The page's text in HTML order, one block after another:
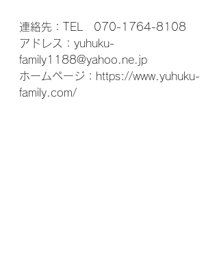
連絡先：TEL　070-1764-8108
アドレス：yuhuku-
family1188@yahoo.ne.jp
ホームページ：https://www.yuhuku-
family.com/